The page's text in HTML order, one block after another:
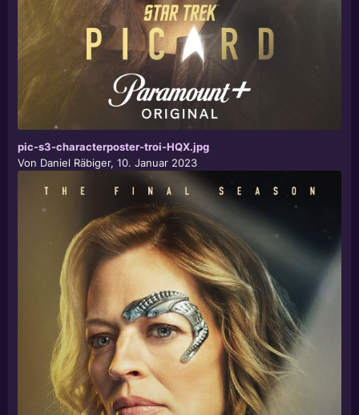
pic-s3-characterposter-troi-HQX.jpg
Von Daniel Räbiger, 10. Januar 2023